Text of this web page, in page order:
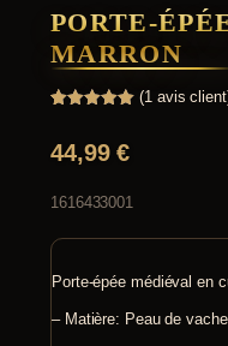
PORTE-
MARRON
basé sur
notation
(1 avis
44,99€
1616433001
Porte-épée médiéval en
– Matière: Peau de